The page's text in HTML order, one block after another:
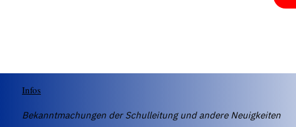
Infos
Bekanntmachungen der Schulleitung und andere Neuigkeiten